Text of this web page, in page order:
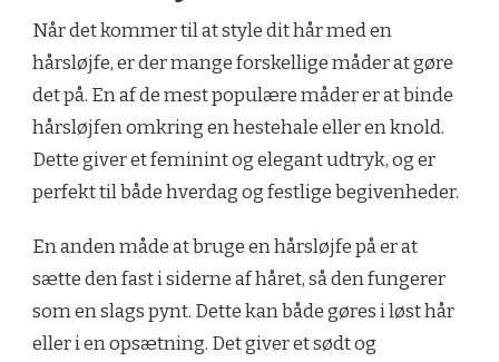
Når det kommer til at style dit hår med en
hårsløjfe, er der mange forskellige måder at gøre
det på. En af de mest populære måder er at binde
hårsløjfen omkring en hestehale eller en knold.
Dette giver et feminint og elegant udtryk, og er
perfekt til både hverdag og festlige begivenheder.
En anden måde at bruge en hårsløjfe på er at
sætte den fast i siderne af håret, så den fungerer
som en slags pynt. Dette kan både gøres i løst hår
eller i en opsætning. Det giver et sødt og